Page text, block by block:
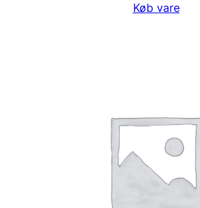
Køb vare